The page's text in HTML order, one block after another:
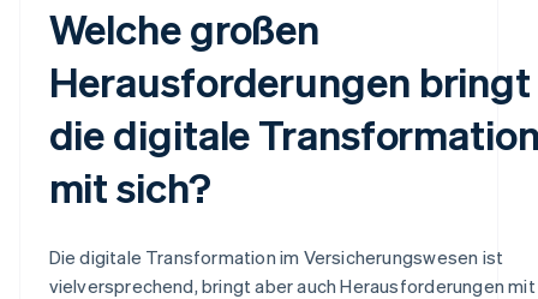
Welche großen
Herausforderungen bringt
die digitale
mit sich?
Die digitale Transformation im Versicherungswesen ist
vielversprechend, bringt aber auch Herausforderungen mit